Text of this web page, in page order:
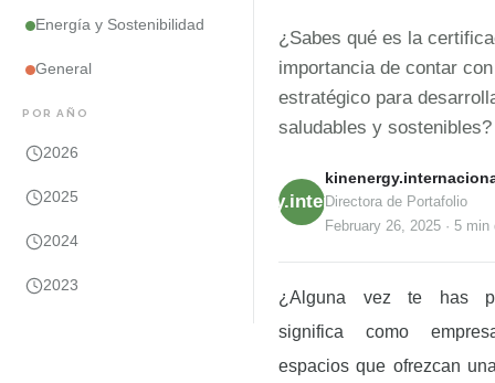
Energía y Sostenibilidad
General
POR AÑO
2026
2025
2024
2023
¿Sabes qué es la
importancia de contar
estratégico para
saludables y sostenibles?
kinenergy.internacional
Directora de Portafolio
February 26, 2025 · 5 min
¿Alguna vez te has
significa como
espacios que ofrezcan